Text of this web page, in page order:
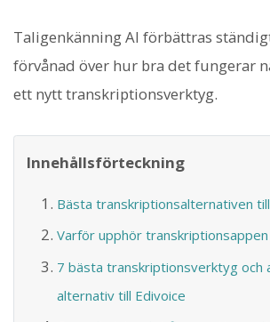
Taligenkänning AI förbättras
förvånad över hur bra det fungerar
ett nytt transkriptionsverktyg.
Innehållsförteckning
Bästa transkriptionsalternativen
Varför upphör transkriptionsappen
7 bästa transkriptionsverktyg och
alternativ till Edivoice